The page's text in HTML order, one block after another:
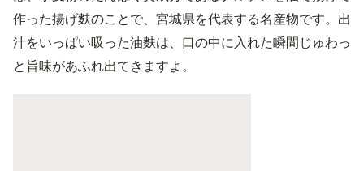
作った揚げ麩のことで、宮城県を代表する名産物です。出
汁をいっぱい吸った油麩は、口の中に入れた瞬間じゅわっ
と旨味があふれ出てきますよ。